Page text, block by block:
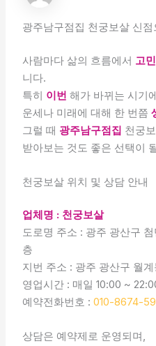
광주남구점집 천궁보살 신
사람마다 삶의 흐름에서 고민
니다.
특히 이번 해가 바뀌는 시기
운세나 미래에 대해 한 번쯤
그럴 때 광주남구점집 천궁
받아보는 것도 좋은 선택이
천궁보살 위치 및 상담 안내
업체명 : 천궁보살
도로명 주소 : 광주 광산구
층
지번 주소 : 광주 광산구 월계
영업시간 : 매일 10:00 ~
예약전화번호 :010-8674-
상담은 예약제로 운영되며,